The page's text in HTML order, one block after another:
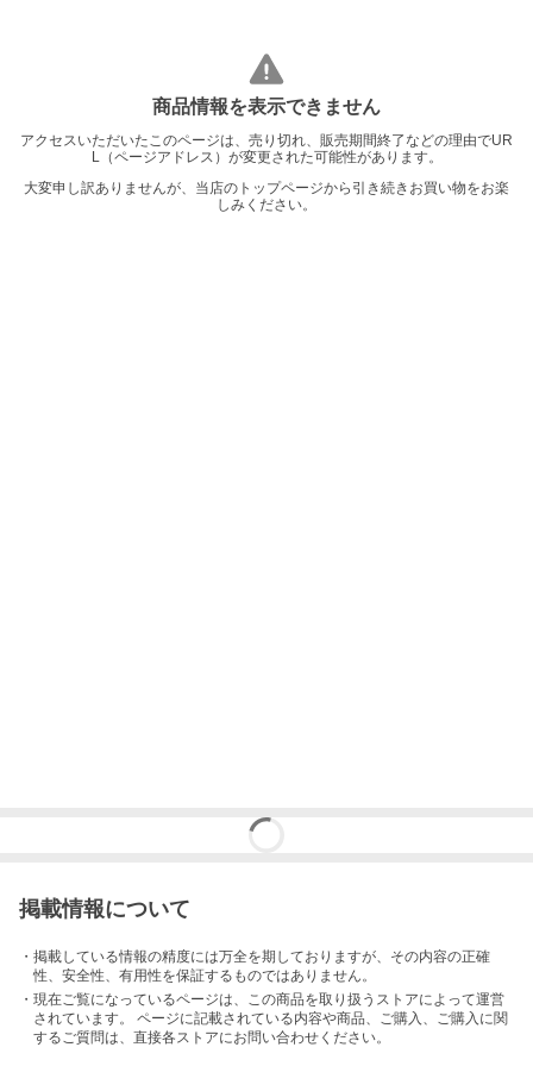
商品情報を表示できません
アクセスいただいたこのページは、売り切れ、販売期間終了などの理由でUR
L（ページアドレス）が変更された可能性があります。
大変申し訳ありませんが、当店のトップページから引き続きお買い物をお楽
しみください。
掲載情報について
・掲載している情報の精度には万全を期しておりますが、その内容の正確
性、安全性、有用性を保証するものではありません。
・現在ご覧になっているページは、この商品を取り扱うストアによって運営
されています。 ページに記載されている内容や商品、ご購入 、ご購入に関
するご質問は、直接各ストアにお問い合わせください。